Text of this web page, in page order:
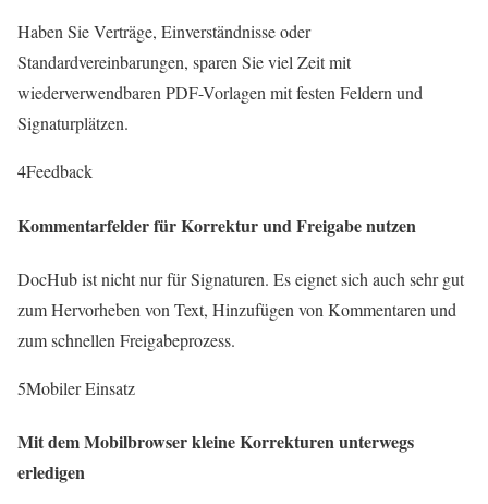
Haben Sie Verträge, Einverständnisse oder
Standardvereinbarungen, sparen Sie viel Zeit mit
wiederverwendbaren PDF-Vorlagen mit festen Feldern und
Signaturplätzen.
4Feedback
Kommentarfelder für Korrektur und Freigabe nutzen
DocHub ist nicht nur für Signaturen. Es eignet sich auch sehr gut
zum Hervorheben von Text, Hinzufügen von Kommentaren und
zum schnellen Freigabeprozess.
5Mobiler Einsatz
Mit dem Mobilbrowser kleine Korrekturen unterwegs
erledigen